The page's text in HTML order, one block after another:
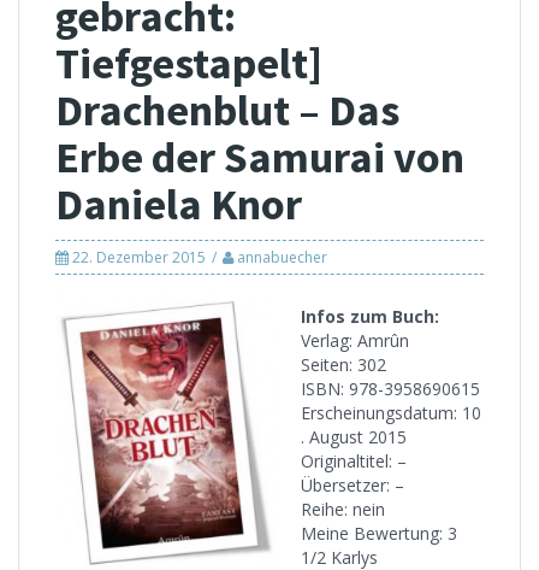
gebracht:
Tiefgestapelt]
Drachenblut – Das
Erbe der Samurai von
Daniela Knor
22. Dezember 2015 annabuecher
Infos zum Buch:
Verlag: Amrûn
Seiten: 302
ISBN: 978-3958690615
Erscheinungsdatum: 10
. August 2015
Originaltitel: –
Übersetzer: –
Reihe: nein
Meine Bewertung: 3
1/2 Karlys